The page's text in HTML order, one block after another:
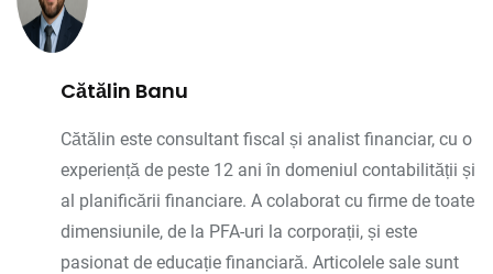
Cătălin Banu
Cătălin este consultant fiscal și analist financiar, cu o
experiență de peste 12 ani în domeniul contabilității și
al planificării financiare. A colaborat cu firme de toate
dimensiunile, de la PFA-uri la corporații, și este
pasionat de educație financiară. Articolele sale sunt